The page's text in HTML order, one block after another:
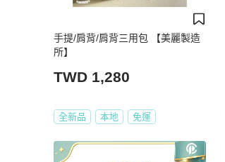
手提/肩背/肩背三用包 【美麗製造
所】
TWD 1,280
全新品 本地 免運